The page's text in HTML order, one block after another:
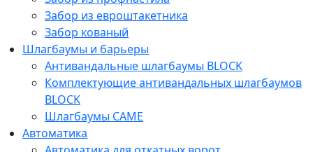
Забор из евроштакетника
Забор кованый
Шлагбаумы и барьеры
Антивандальные шлагбаумы BLOCK
Комплектующие антивандальных шлагбаумов
BLOCK
Шлагбаумы CAME
Автоматика